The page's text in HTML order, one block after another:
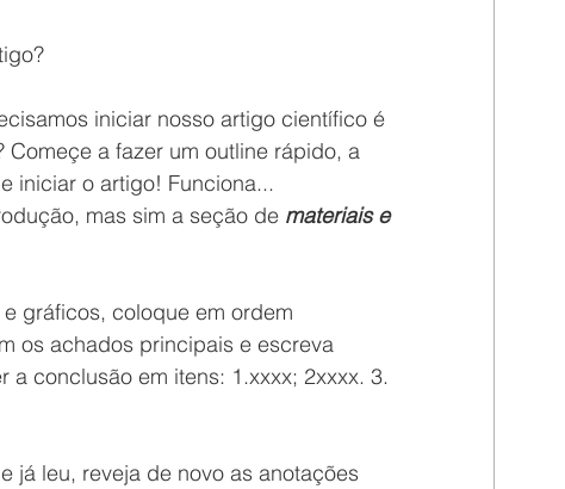
iniciar nosso artigo científico é
Começe a fazer um outline rápido, a
iniciar o artigo! Funciona...
mas sim a seção de materiais e
gráficos, coloque em ordem
os achados principais e escreva
conclusão em itens: 1.xxxx; 2xxxx. 3.
já leu, reveja de novo as anotações